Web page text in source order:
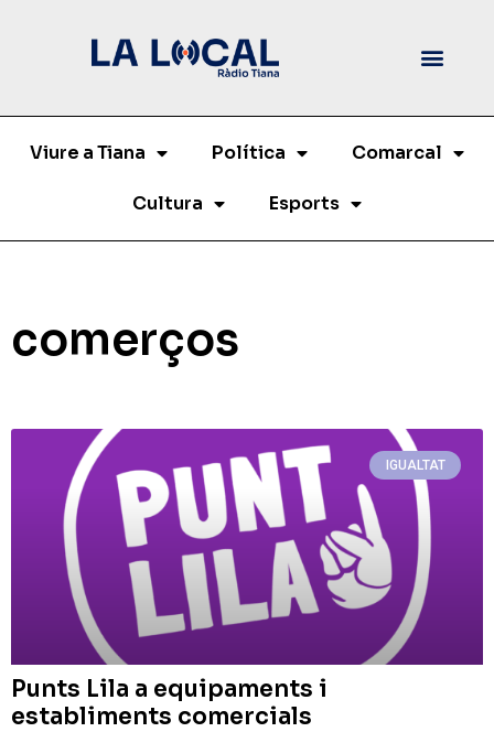
Viure a Tiana Política Comarcal
Cultura Esports
comerços
IGUALTAT
Punts Lila a equipaments i
establiments comercials